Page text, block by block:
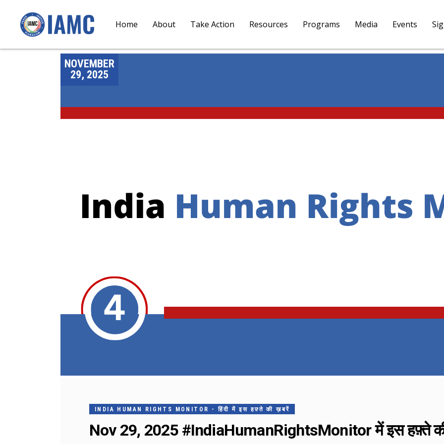
Home About Take Action Resources Programs Media Events
NOVEMBER
29, 2025
INDIA HUMAN RIGHTS MONITOR - हिंदी में इस हफ़्ते की ख़बरें
Nov 29, 2025 #IndiaHumanRightsMonitor में इस हफ़्ते